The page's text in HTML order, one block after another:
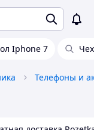
Iphone 7
Телефоны и